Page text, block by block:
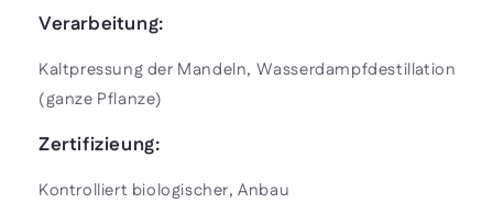
Verarbeitung:
Kaltpressung der Mandeln, Wasserdampfdestillation
(ganze Pflanze)
Zertifizieung:
Kontrolliert biologischer, Anbau